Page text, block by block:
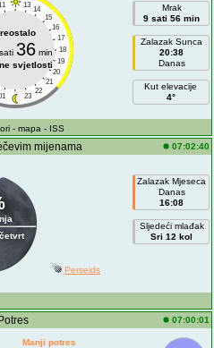
13 14
15
16
17
18
19
20
21
22
23
sati 36 min
svjetlosti
Mrak
9 sati 56 min
Zalazak Sunca
20:38
Danas
Kut elevacije
4°
- mapa - ISS
mijenama 07:02:40
Zalazak Mjeseca
Danas
16:08
Sljedeći mlađak
Sri 12 kol
Perseids
Potres 07:00:01
Manji potres